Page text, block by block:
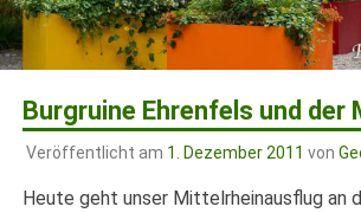
Burgruine Ehrenfels und der
Veröffentlicht am 1. Dezember 2011 von
Heute geht unser Mittelrheinausflug an